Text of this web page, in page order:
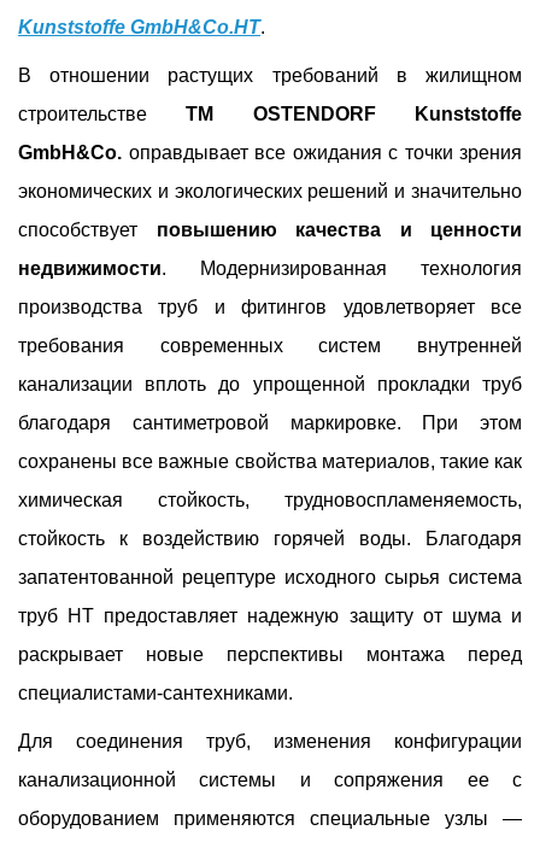
Kunststoffe GmbH&Co.HT.
В отношении растущих требований в жилищном
строительствеТМ OSTENDORF Kunststoffe
GmbH&Co. оправдывает все ожидания с точки зрения
экономических и экологических решений и значительно
способствует повышению качества и ценности
недвижимости. Модернизированная технология
производства труб и фитингов удовлетворяет все
требования современных систем внутренней
канализации вплоть до упрощенной прокладки труб
благодаря сантиметровой маркировке. При этом
сохранены все важные свойства материалов, такие как
химическая стойкость, трудновоспламеняемость,
стойкость к воздействию горячей воды. Благодаря
запатентованной рецептуре исходного сырья система
труб HT предоставляет надежную защиту от шума и
раскрывает новые перспективы монтажа перед
специалистами-сантехниками.
Для соединения труб, изменения конфигурации
канализационной системы и сопряжения ее с
оборудованием применяются специальные узлы —